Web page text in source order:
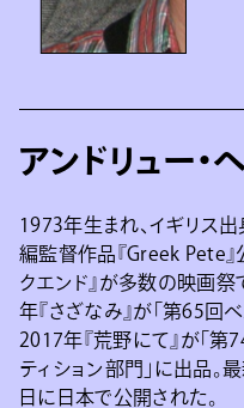
アンドリュー・
1973年生まれ、イギリス
編監督作品『Greek Pete』
クエンド』が多数の映画
年『さざなみ』が「第65回
2017年『荒野にて』が「
ティション部門」に出品。
日に日本で公開された。